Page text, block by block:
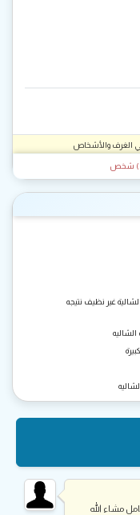
الغرف والأشخاص
) شخص
غير نظيف نتيجه